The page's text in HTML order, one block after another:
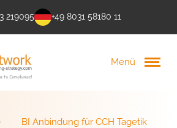
219095 +49 8031 58180 11
Menü
BI Anbindung für CCH Tagetik